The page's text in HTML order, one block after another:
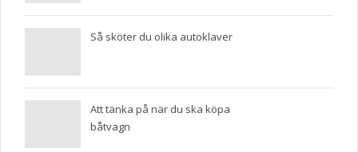
Så sköter du olika autoklaver
Att tänka på när du ska köpa
båtvagn